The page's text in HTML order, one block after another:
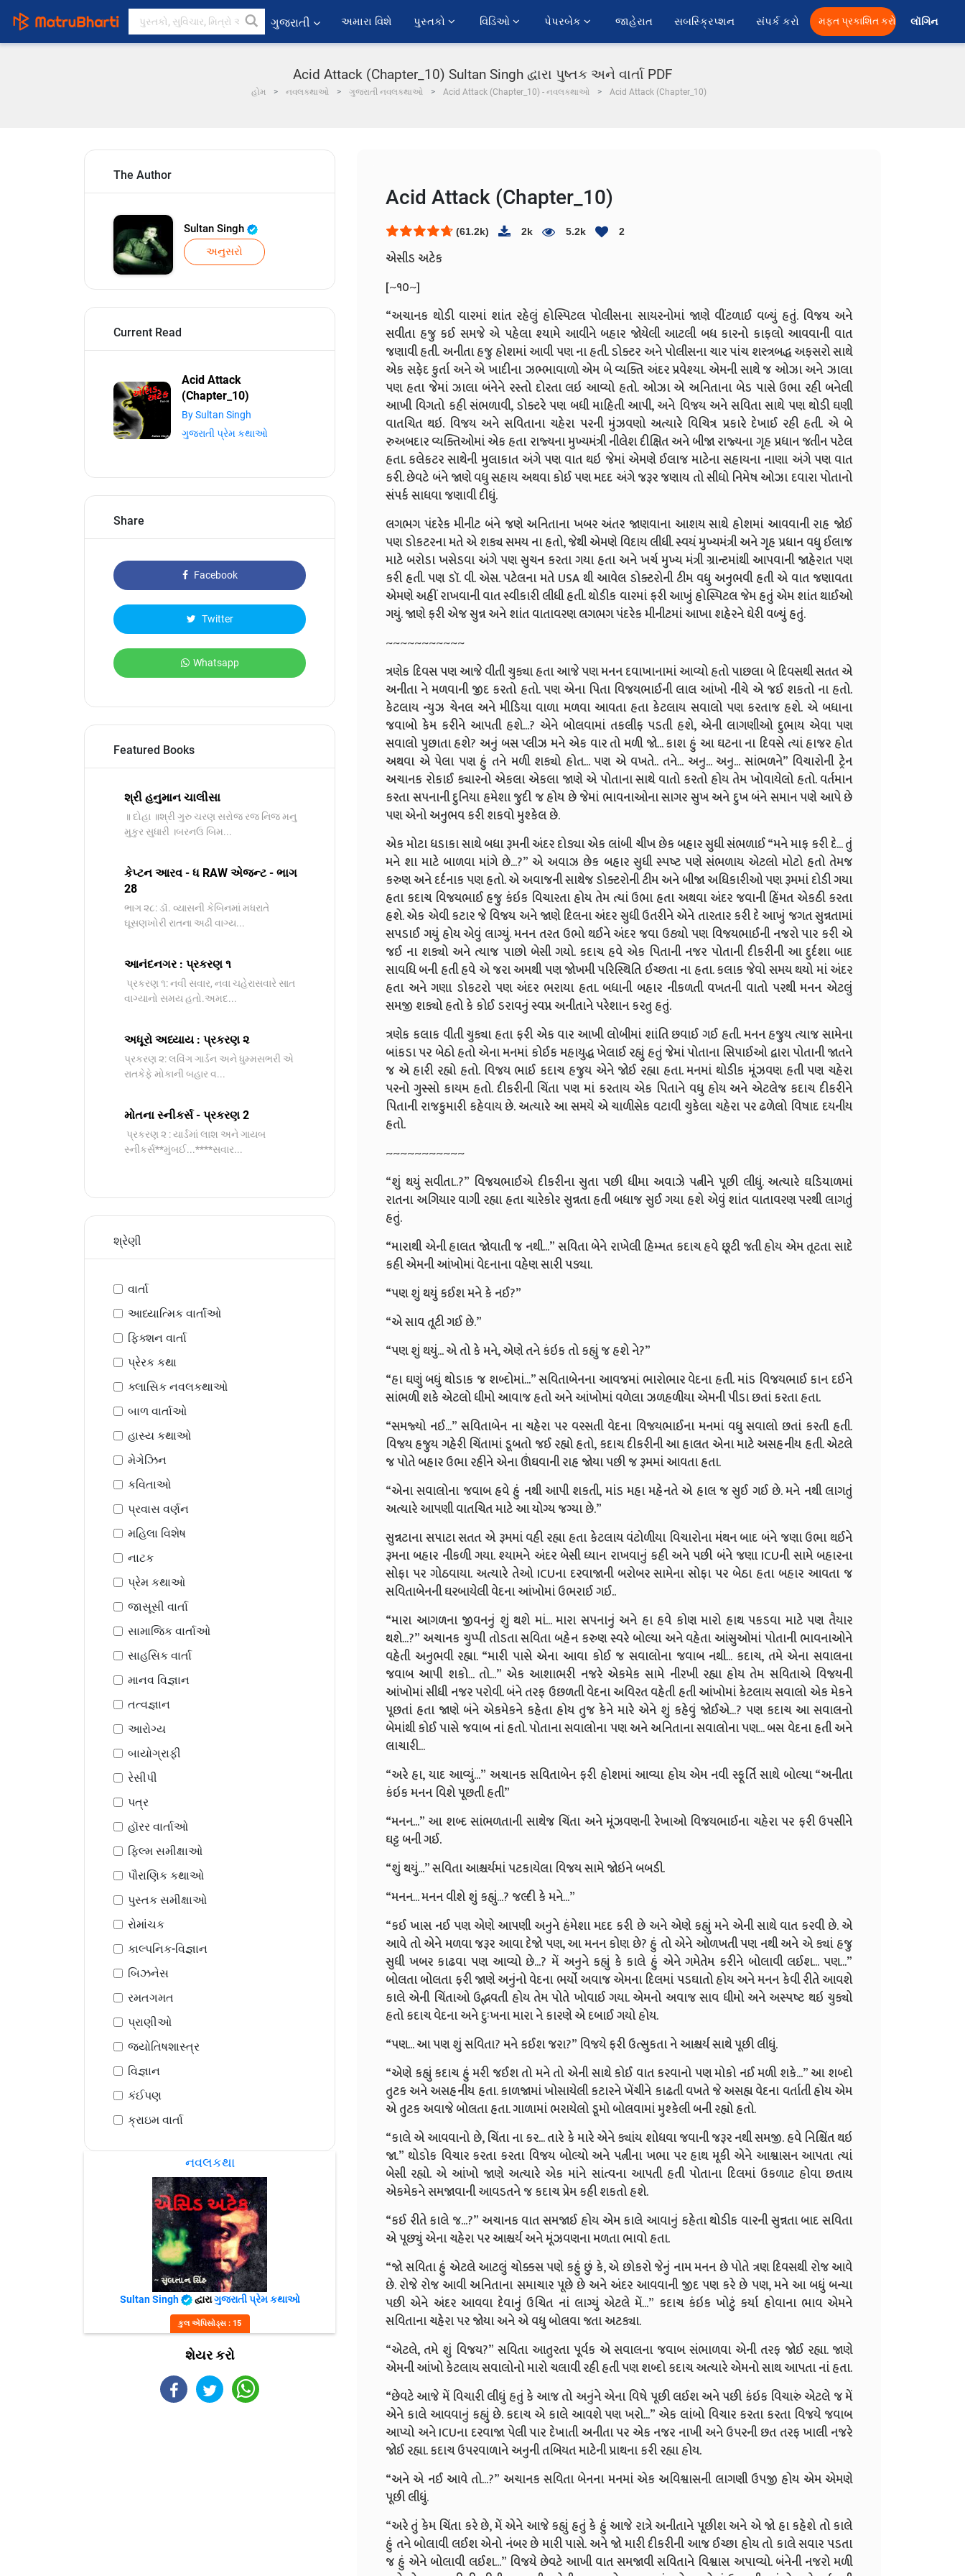
ગુજરાતી અમારા વિશે પુસ્તકો વિડિઓ પેપરબેક જાહેરાત સબસ્ક્રિપ્શન સંપર્ક કરો મફત પ્રકાશિત કરો લૉગિન
Acid Attack (Chapter_10) Sultan Singh દ્વારા પુષ્તક અને વાર્તા PDF
હોમ નવલકથાઓ ગુજરાતી નવલકથાઓ Acid Attack (Chapter_10) - નવલકથાઓ Acid Attack (Chapter_10)
The Author
Sultan Singh
અનુસરો
Current Read
Acid Attack
(Chapter_10)
By Sultan Singh
ગુજરાતી પ્રેમ કથાઓ
Share
Facebook
Twitter
Whatsapp
Featured Books
શ્રી હનુમાન ચાલીસા
॥ દોહા ॥શ્રી ગુરુ ચરણ સરોજ રજ નિજ મનુ
મુકુર સુધારી ।બરનઉ બિમ...
કેપ્ટન આરવ - ધ RAW એજન્ટ - ભાગ
28
ભાગ ૨૮: ડૉ. વ્યાસની કેબિનમાં મધરાતે
ઘૂસણખોરી રાતના અઢી વાગ્ય...
આનંદનગર : પ્રકરણ ૧
પ્રકરણ ૧: નવી સવાર, નવા ચહેરાસવારે સાત
વાગ્યાનો સમય હતો.અમદ...
અધૂરો અધ્યાય : પ્રકરણ ૨
પ્રકરણ ૨: લવિંગ ગાર્ડન અને ધુમ્મસભરી એ
રાતકેફે મોકાની બહાર વ...
મોતના સ્નીકર્સ - પ્રકરણ 2
પ્રકરણ ૨ : યાર્ડમાં લાશ અને ગાયબ
સ્નીકર્સ**મુંબઈ...****સવાર...
શ્રેણી
વાર્તા
આધ્યાત્મિક વાર્તાઓ
ફિક્શન વાર્તા
પ્રેરક કથા
ક્લાસિક નવલકથાઓ
બાળ વાર્તાઓ
હાસ્ય કથાઓ
મેગેઝિન
કવિતાઓ
પ્રવાસ વર્ણન
મહિલા વિશેષ
નાટક
પ્રેમ કથાઓ
જાસૂસી વાર્તા
સામાજિક વાર્તાઓ
સાહસિક વાર્તા
માનવ વિજ્ઞાન
તત્વજ્ઞાન
આરોગ્ય
બાયોગ્રાફી
રેસીપી
પત્ર
હૉરર વાર્તાઓ
ફિલ્મ સમીક્ષાઓ
પૌરાણિક કથાઓ
પુસ્તક સમીક્ષાઓ
રોમાંચક
કાલ્પનિક-વિજ્ઞાન
બિઝનેસ
રમતગમત
પ્રાણીઓ
જ્યોતિષશાસ્ત્ર
વિજ્ઞાન
કંઈપણ
ક્રાઇમ વાર્તા
નવલકથા
Sultan Singh દ્વારાગુજરાતી પ્રેમ કથાઓ
કુલ એપિસોડ્સ : 15
શેયર કરો
Acid Attack (Chapter_10)
(61.2k) 2k 5.2k 2
એસીડ અટેક
[~૧૦~]
“અચાનક થોડી વારમાં શાંત રહેલું હોસ્પિટલ પોલીસના સાયરનોમાં જાણે વીંટળાઈ વળ્યું હતું. વિજય અને
સવીતા હજુ કઈ સમજે એ પહેલા શ્યામે આવીને બહાર જોયેલી આટલી બધ કારનો કાફલો આવવાની વાત
જણાવી હતી. અનીતા હજુ હોશમાં આવી પણ ના હતી. ડોક્ટર અને પોલીસના ચાર પાંચ શસ્ત્રબદ્ધ અફસરો સાથે
એક સફેદ કુર્તા અને એ ખાદીના ઝભ્ભાવાળો એમ બે વ્યક્તિ અંદર પ્રવેશ્યા. એમની સાથે જ ઓઝા અને ઝાલા
પણ હતા જેમાં ઝાલા બંનેને રસ્તો દોરતા લઇ આવ્યો હતો. ઓઝા એ અનિતાના બેડ પાસે ઉભા રહી બનેલી
આખી વિગતો કહી સંભળાવી, ડોક્ટરે પણ બધી માહિતી આપી, અને વિજય અને સવિતા સાથે પણ થોડી ઘણી
વાતચિત થઇ. વિજય અને સવિતાના ચહેરા પરની મુંઝવણો અત્યારે વિચિત્ર પ્રકારે દેખાઈ રહી હતી. એ બે
રુઅબદાર વ્યક્તિઓમાં એક હતા રાજ્યના મુખ્યમંત્રી નીલેશ દીક્ષિત અને બીજા રાજ્યના ગૃહ પ્રધાન જતીન પટેલ
હતા. કલેકટર સાથેની મુલાકાત અંગે પણ વાત થઇ જેમાં એમણે ઈલાજ માટેના સહાયના નાણા અંગે પણ વાત
કરી. છેવટે બંને જાણે વધુ સહાય અથવા કોઈ પણ મદદ અંગે જરૂર જણાય તો સીધો નિમેષ ઓઝા દવારા પોતાનો
સંપર્ક સાધવા જણાવી દીધું.
લગભગ પંદરેક મીનીટ બંને જણે અનિતાના ખબર અંતર જાણવાના આશય સાથે હોશમાં આવવાની રાહ જોઈ
પણ ડોકટરના મતે એ શક્ય સમય ના હતો, જેથી એમણે વિદાય લીધી. સ્વયં મુખ્યમંત્રી અને ગૃહ પ્રધાન વધુ ઈલાજ
માટે બરોડા ખસેડવા અંગે પણ સુચન કરતા ગયા હતા અને ખર્ચ મુખ્ય મંત્રી ગ્રાન્ટમાંથી આપવાની જાહેરાત પણ
કરી હતી. પણ ડૉ. વી. એસ. પટેલના મતે USA થી આવેલ ડોક્ટરોની ટીમ વધુ અનુભવી હતી એ વાત જણાવતા
એમણે અહીં રાખવાની વાત સ્વીકારી લીધી હતી. થોડીક વારમાં ફરી આખું હોસ્પિટલ જેમ હતું એમ શાંત થાઈઓ
ગયું. જાણે ફરી એજ સુન્ન અને શાંત વાતાવરણ લગભગ પંદરેક મીનીટમાં આખા શહેરને ઘેરી વળ્યું હતું.
~~~~~~~~~~~
ત્રણેક દિવસ પણ આજે વીતી ચુક્યા હતા આજે પણ મનન દવાખાનામાં આવ્યો હતો પાછલા બે દિવસથી સતત એ
અનીતા ને મળવાની જીદ કરતો હતો. પણ એના પિતા વિજયભાઈની લાલ આંખો નીચે એ જઈ શકતો ના હતો.
કેટલાય ન્યુઝ ચેનલ અને મીડિયા વાળા મળવા આવતા હતા કેટલાય સવાલો પણ કરતાજ હશે. એ બધાના
જવાબો કેમ કરીને આપતી હશે...? એને બોલવામાં તકલીફ પડતી હશે, એની લાગણીઓ દુભાય એવા પણ
સવાલો પુછાતા હશે? અનું બસ પ્લીઝ મને એક વાર તો મળી જો... કાશ હું આ ઘટના ના દિવસે ત્યાં હાજર હોત
અથવા એ પેલા પણ હું તને મળી શક્યો હોત... પણ એ વખતે.. તને... અનુ... અનુ... સાંભળને” વિચારોની ટ્રેન
અચાનક રોકાઈ ક્યારનો એકલા એકલા જાણે એ પોતાના સાથે વાતો કરતો હોય તેમ ખોવાયેલો હતો. વર્તમાન
કરતા સપનાની દુનિયા હમેશા જુદી જ હોય છે જેમાં ભાવનાઓના સાગર સુખ અને દુખ બંને સમાન પણે આપે છે
પણ એનો અનુભવ કરી શકવો મુશ્કેલ છે.
એક મોટા ધડાકા સાથે બધા રૂમની અંદર દોડ્યા એક લાંબી ચીખ છેક બહાર સુધી સંભળાઈ “મને માફ કરી દે... તું
મને શા માટે બાળવા માંગે છે...?” એ અવાઝ છેક બહાર સુધી સ્પષ્ટ પણે સંભળાય એટલો મોટો હતો તેમજ
કરુણ અને દર્દનાક પણ હતો. એ અવાજની સાથેજ ડોક્ટરોની ટીમ અને બીજા અધિકારીઓ પણ રૂમમાં દોડી ગયા
હતા કદાચ વિજયભાઈ હજુ કંઇક વિચારતા હોય તેમ ત્યાં ઉભા હતા અથવા અંદર જવાની હિંમત એકઠી કરતા
હશે. એક એવી કટાર જે વિજય અને જાણે દિલના અંદર સુધી ઉતરીને એને તારતાર કરી દે આખું જગત સુન્નતામાં
સપડાઈ ગયું હોય એવું લાગ્યું. મનન તરત ઉભો થઈને અંદર જવા ઉઠ્યો પણ વિજયભાઈની નજરો પાર કરી એ
જઈ ના શક્યો અને ત્યાજ પાછો બેસી ગયો. કદાચ હવે એક પિતાની નજર પોતાની દીકરીની આ દુર્દશા બાદ
સાવધિ બની હતી હવે એ જરા અમથી પણ જોખમી પરિસ્થિતિ ઈચ્છતા ના હતા. કલાક જેવો સમય થયો માં અંદર
હતા અને ગણા ડોકટરો પણ અંદર ભરાયા હતા. બધાની બહાર નીકળતી વખતની વાતો પરથી મનન એટલું
સમજી શક્યો હતો કે કોઈ ડરાવનું સ્વપ્ન અનીતાને પરેશાન કરતુ હતું.
ત્રણેક કલાક વીતી ચુક્યા હતા ફરી એક વાર આખી લોબીમાં શાંતિ છવાઈ ગઈ હતી. મનન હજુય ત્યાજ સામેના
બાંકડા પર બેઠો હતો એના મનમાં કોઈક મહાયુદ્ધ ખેલાઈ રહ્યું હતું જેમાં પોતાના સિપાઈઓ દ્વારા પોતાની જાતને
જ એ હારી રહ્યો હતો. વિજય ભાઈ કદાચ હજુય એને જોઈ રહ્યા હતા. મનમાં થોડીક મૂંઝવણ હતી પણ ચહેરા
પરનો ગુસ્સો કાયમ હતો. દીકરીની ચિંતા પણ માં કરતાય એક પિતાને વધુ હોય અને એટલેજ કદાચ દીકરીને
પિતાની રાજકુમારી કહેવાય છે. અત્યારે આ સમયે એ ચાળીસેક વટાવી ચુકેલા ચહેરા પર ઢળેલો વિષાદ દયનીય
હતો.
~~~~~~~~~~~
“શું થયું સવીતા..?” વિજયભાઈએ દીકરીના સુતા પછી ધીમા અવાઝે પત્નીને પૂછી લીધું. અત્યારે ઘડિયાળમાં
રાતના અગિયાર વાગી રહ્યા હતા ચારેકોર સુન્નતા હતી બધાજ સુઈ ગયા હશે એવું શાંત વાતાવરણ પરથી લાગતું
હતું.
“મારાથી એની હાલત જોવાતી જ નથી...” સવિતા બેને રાખેલી હિમ્મત કદાચ હવે છૂટી જતી હોય એમ તૂટતા સાદે
કહી એમની આંખોમાં વેદનાના વહેણ સારી પડ્યા.
“પણ શું થયું કઈશ મને કે નઈ?”
“એ સાવ તૂટી ગઈ છે.”
“પણ શું થયું... એ તો કે મને, એણે તને કંઇક તો કહ્યું જ હશે ને?”
“હા ઘણું બધું થોડાક જ શબ્દોમાં...” સવિતાબેનના આવજમાં ભારોભાર વેદના હતી. માંડ વિજયભાઈ કાન દઈને
સાંભળી શકે એટલો ધીમો આવાજ હતો અને આંખોમાં વળેલા ઝળહળીયા એમની પીડા છતાં કરતા હતા.
“સમજ્યો નઈ...” સવિતાબેન ના ચહેરા પર વરસતી વેદના વિજયભાઈના મનમાં વધુ સવાલો છતાં કરતી હતી.
વિજય હજુય ગહેરી ચિંતામાં ડૂબતો જઈ રહ્યો હતો, કદાચ દીકરીની આ હાલત એના માટે અસહનીય હતી. એટલે
જ પોતે બહાર ઉભા રહીને એના ઊંઘવાની રાહ જોયા પછી જ રૂમમાં આવતા હતા.
“એના સવાલોના જવાબ હવે હું નથી આપી શકતી, માંડ મહા મહેનતે એ હાલ જ સુઈ ગઈ છે. મને નથી લાગતું
અત્યારે આપણી વાતચિત માટે આ યોગ્ય જગ્યા છે.”
સુન્નટાના સપાટા સતત એ રૂમમાં વહી રહ્યા હતા કેટલાય વંટોળીયા વિચારોના મંથન બાદ બંને જણા ઉભા થઈને
રૂમના બહાર નીકળી ગયા. શ્યામને અંદર બેસી ધ્યાન રાખવાનું કહી અને પછી બંને જણા ICUની સામે બહારના
સોફા પર ગોઠવાયા. અત્યારે તેઓ ICUના દરવાજાની બરોબર સામેના સોફા પર બેઠા હતા બહાર આવતા જ
સવિતાબેનની ઘરબાયેલી વેદના આંખોમાં ઉભરાઈ ગઈ..
“મારા આગળના જીવનનું શું થશે માં... મારા સપનાનું અને હા હવે કોણ મારો હાથ પકડવા માટે પણ તૈયાર
થશે...?” અચાનક ચુપ્પી તોડતા સવિતા બહેન કરુણ સ્વરે બોલ્યા અને વહેતા આંસુઓમાં પોતાની ભાવનાઓને
વહેતી અનુભવી રહ્યા. “મારી પાસે એના આવા કોઈ જ સવાલોના જવાબ નથી... કદાચ, તમે એના સવાલના
જવાબ આપી શકો... તો...” એક આશાભરી નજરે એકમેક સામે નીરખી રહ્યા હોય તેમ સવિતાએ વિજયની
આંખોમાં સીધી નજર પરોવી. બંને તરફ ઉછળતી વેદના અવિરત વહેતી હતી આંખોમાં કેટલાય સવાલો એક મેકને
પૂછતાં હતા જાણે બંને એકમેકને કહેતા હોય તુજ કેને મારે એને શું કહેવું જોઈએ...? પણ કદાચ આ સવાલનો
બેમાંથી કોઈ પાસે જવાબ નાં હતો. પોતાના સવાલોના પણ અને અનિતાના સવાલોના પણ... બસ વેદના હતી અને
લાચારી...
“અરે હા, યાદ આવ્યું...” અચાનક સવિતાબેન ફરી હોશમાં આવ્યા હોય એમ નવી સ્ફૂર્તિ સાથે બોલ્યા “અનીતા
કંઇક મનન વિશે પૂછતી હતી”
“મનન...” આ શબ્દ સાંભળતાની સાથેજ ચિંતા અને મૂંઝવણની રેખાઓ વિજયભાઈના ચહેરા પર ફરી ઉપસીને
ઘટ્ટ બની ગઈ.
“શું થયું...” સવિતા આશ્ચર્યમાં પટકાયેલા વિજય સામે જોઇને બબડી.
“મનન... મનન વીશે શું કહ્યું...? જલ્દી કે મને...”
“કઈ ખાસ નઈ પણ એણે આપણી અનુને હંમેશા મદદ કરી છે અને એણે કહ્યું મને એની સાથે વાત કરવી છે. એ
આવે તો એને મળવા જરૂર આવા દેજો પણ, આ મનન કોણ છે? હું તો એને ઓળખતી પણ નથી અને એ ક્યાં હજુ
સુધી ખબર કાઢવા પણ આવ્યો છે...? મેં અનુને કહ્યું કે કાલે હું એને ગમેતેમ કરીને બોલાવી લઈશ... પણ...”
બોલતા બોલતા ફરી જાણે અનુંનો વેદના ભર્યો અવાજ એમના દિલમાં પડઘાતો હોય અને મનન કેવી રીતે આવશે
કાલે એની ચિંતાઓ ઉદ્ભવતી હોય તેમ પોતે ખોવાઈ ગયા. એમનો અવાજ સાવ ધીમો અને અસ્પષ્ટ થઇ ચુક્યો
હતો કદાચ વેદના અને દુઃખના મારા ને કારણે એ દબાઈ ગયો હોય.
“પણ... આ પણ શું સવિતા? મને કઈશ જરા?” વિજયે ફરી ઉત્સુકતા ને આશ્ચર્ય સાથે પૂછી લીધું.
“એણે કહ્યું કદાચ હું મરી જઈશ તો મને તો એની સાથે કોઈ વાત કરવાનો પણ મોકો નઈ મળી શકે...” આ શબ્દો
તુટક અને અસહનીય હતા. કાળજામાં ખોસાયેલી કટારને ખેંચીને કાઢતી વખતે જે અસહ્ય વેદના વર્તાતી હોય એમ
એ તુટક અવાજે બોલતા હતા. ગાળામાં ભરાયેલો ડૂમો બોલવામાં મુશ્કેલી બની રહ્યો હતો.
“કાલે એ આવવાનો છે, ચિંતા ના કર... તારે કે મારે એને ક્યાંય શોધવા જવાની જરૂર નથી સમજી. હવે નિશ્ચિંત થઇ
જા.” થોડોક વિચાર કરતા કરતા વિજય બોલ્યો અને પત્નીના ખભા પર હાથ મૂકી એને આશ્વાસન આપતા ત્યાં
બેસી રહ્યો. એ આંખો જાણે અત્યારે એક માંને સાંત્વના આપતી હતી પોતાના દિલમાં ઉકળાટ હોવા છતાય
એકમેકને સમજાવાની આવડતને જ કદાચ પ્રેમ કહી શકતો હશે.
“કઈ રીતે કાલે જ...?” અચાનક વાત સમજાઈ હોય એમ કાલે આવાનું કહેતા થોડીક વારની સુન્નતા બાદ સવિતા
એ પૂછ્યું એના ચહેરા પર આશ્ચર્ય અને મૂંઝવણના મળતા ભાવો હતા.
“જો સવિતા હું એટલે આટલું ચોક્કસ પણે કહું છું કે, એ છોકરો જેનું નામ મનન છે પોતે ત્રણ દિવસથી રોજ આવે
છે. રોજે રોજ આવી અનિતાના સમાચાર પૂછે છે અને અંદર આવવાની જીદ પણ કરે છે પણ, મને આ બધું બન્યા
પછી એને અંદર આવવા દેવાનું ઉચિત નાં લાગ્યું એટલે મેં...” કદાચ કંઇક ખોટું કર્યા હોવાના ભાવ એમને
સવિતાના ચહેરા પર જોયા અને એ વધુ બોલવા જતા અટક્યા.
“એટલે, તમે શું વિજય?” સવિતા આતુરતા પૂર્વક એ સવાલના જવાબ સંભાળવા એની તરફ જોઈ રહ્યા. જાણે
એમની આંખો કેટલાય સવાલોનો મારો ચલાવી રહી હતી પણ શબ્દો કદાચ અત્યારે એમનો સાથ આપતા નાં હતા.
“છેવટે આજે મેં વિચારી લીધું હતું કે આજ તો અનુંને એના વિષે પૂછી લઈશ અને પછી કંઇક વિચારું એટલે જ મેં
એને કાલે આવવાનું કહ્યું છે. કદાચ એ કાલે આવશે પણ ખરો...” એક લાંબો વિચાર કરતા કરતા વિજયે જવાબ
આપ્યો અને ICUના દરવાજા પેલી પાર દેખાતી અનીતા પર એક નજર નાખી અને ઉપરની છત તરફ ખાલી નજરે
જોઈ રહ્યા. કદાચ ઉપરવાળાને અનુની તબિયત માટેની પ્રાથના કરી રહ્યા હોય.
“અને એ નઈ આવે તો...?” અચાનક સવિતા બેનના મનમાં એક અવિશ્વાસની લાગણી ઉપજી હોય એમ એમણે
પૂછી લીધું.
“અરે તું કેમ ચિંતા કરે છે, મેં એને આજે કહ્યું હતું કે હું આજે રાત્રે અનીતાને પૂછીશ અને એ જો હા કહેશે તો કાલે
હું તને બોલાવી લઈશ એનો નંબર છે મારી પાસે. અને જો મારી દીકરીની આજ ઈચ્છા હોય તો કાલે સવાર પડતા
જ હું એને બોલાવી લઈશ...” વિજયે છેવટે આખી વાત સમજાવી સવિતાને વિશ્વાસ અપાવ્યો. બંનેની નજરો મળી